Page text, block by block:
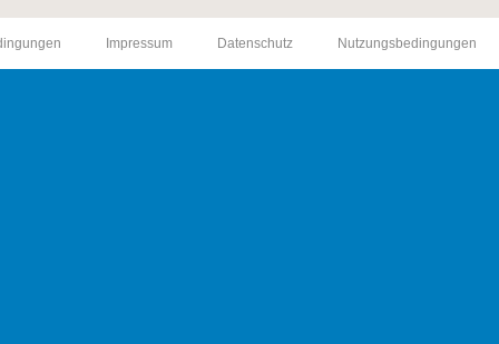
Impressum Datenschutz Nutzungsbedingungen​